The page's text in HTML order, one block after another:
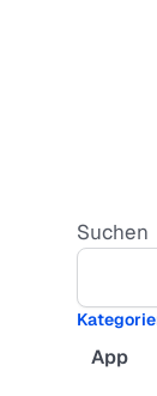
Suchen
App